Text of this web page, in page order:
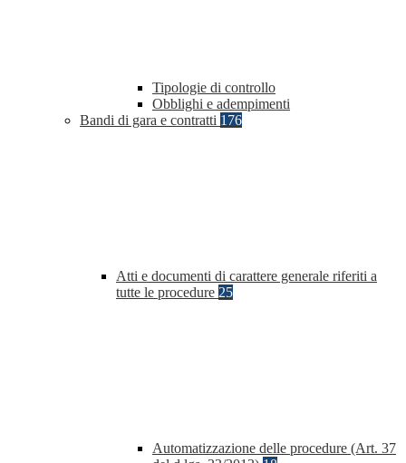
Tipologie di controllo
Obblighi e adempimenti
Bandi di gara e contratti 176
Atti e documenti di carattere generale riferiti a
tutte le procedure 25
Automatizzazione delle procedure (Art. 37